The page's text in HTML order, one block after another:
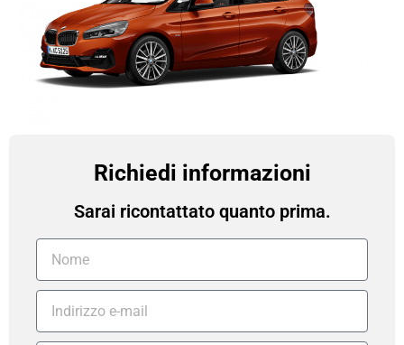
Richiedi informazioni
Sarai ricontattato quanto prima.